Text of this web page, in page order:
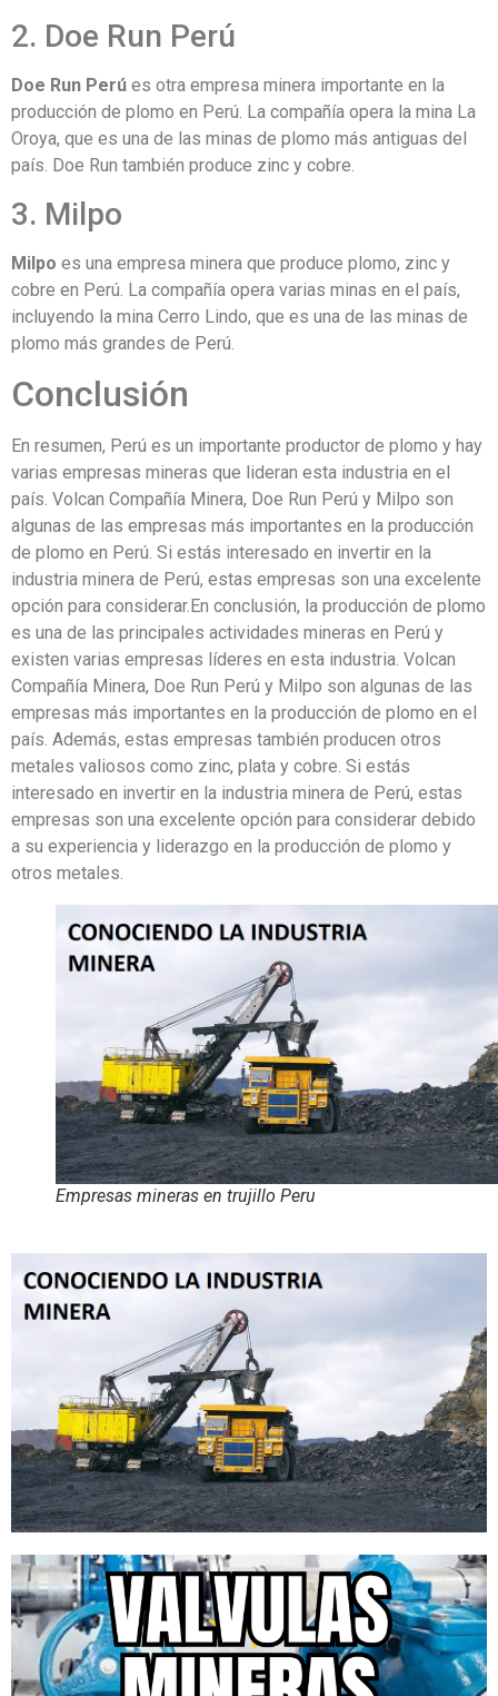
2. Doe Run Perú
Doe Run Perú es otra empresa minera importante en la
producción de plomo en Perú. La compañía opera la mina La
Oroya, que es una de las minas de plomo más antiguas del
país. Doe Run también produce zinc y cobre.
3. Milpo
Milpo es una empresa minera que produce plomo, zinc y
cobre en Perú. La compañía opera varias minas en el país,
incluyendo la mina Cerro Lindo, que es una de las minas de
plomo más grandes de Perú.
Conclusión
En resumen, Perú es un importante productor de plomo y hay
varias empresas mineras que lideran esta industria en el
país. Volcan Compañía Minera, Doe Run Perú y Milpo son
algunas de las empresas más importantes en la producción
de plomo en Perú. Si estás interesado en invertir en la
industria minera de Perú, estas empresas son una excelente
opción para considerar.En conclusión, la producción de plomo
es una de las principales actividades mineras en Perú y
existen varias empresas líderes en esta industria. Volcan
Compañía Minera, Doe Run Perú y Milpo son algunas de las
empresas más importantes en la producción de plomo en el
país. Además, estas empresas también producen otros
metales valiosos como zinc, plata y cobre. Si estás
interesado en invertir en la industria minera de Perú, estas
empresas son una excelente opción para considerar debido
a su experiencia y liderazgo en la producción de plomo y
otros metales.
Empresas mineras en trujillo Peru